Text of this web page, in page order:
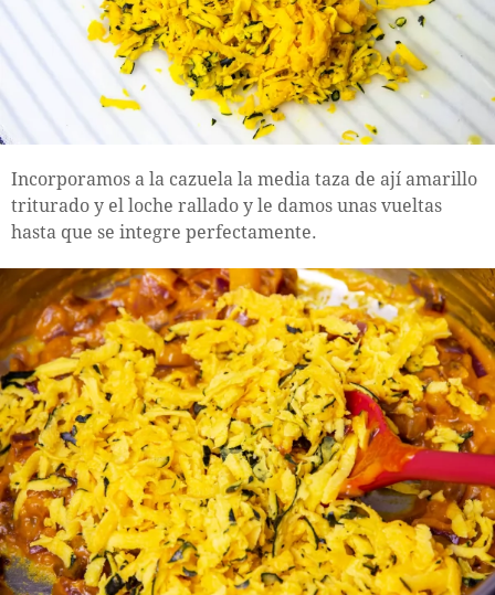
Incorporamos a la cazuela la media taza de ají amarillo
triturado y el loche rallado y le damos unas vueltas
hasta que se integre perfectamente.